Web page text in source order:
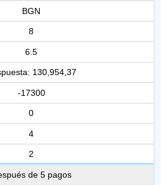
BGN
8
6.5
130,954,37
-17300
0
4
2
de 5 pagos